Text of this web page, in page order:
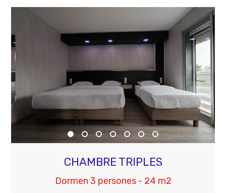
CHAMBRE TRIPLES
Dormen 3 persones - 24 m2